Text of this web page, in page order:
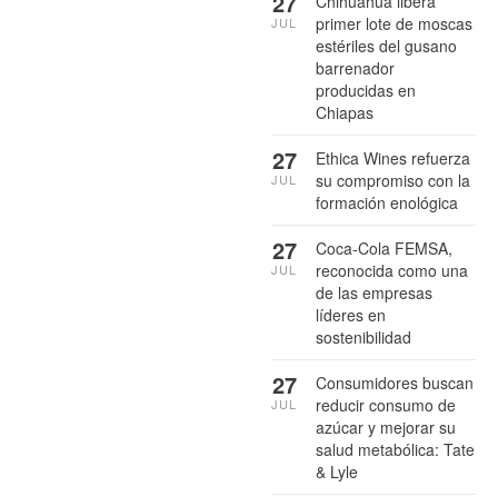
primer lote de moscas
estériles del gusano
barrenador
producidas en
Chiapas
JUL
Ethica Wines refuerza
su compromiso con la
formación enológica
27
JUL
Coca-Cola FEMSA,
reconocida como una
de las empresas
líderes en
sostenibilidad
27
JUL
Consumidores buscan
reducir consumo de
azúcar y mejorar su
salud metabólica: Tate
& Lyle
27
JUL